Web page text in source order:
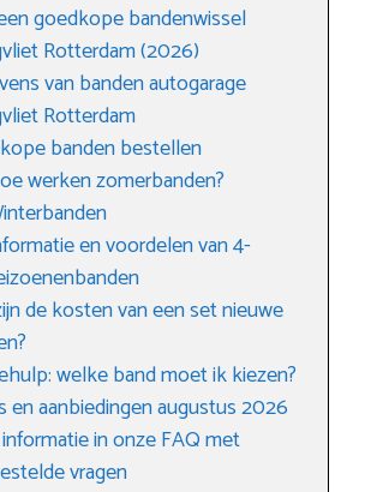
goedkope bandenwissel
Rotterdam (2026)
van banden autogarage
Rotterdam
banden bestellen
werken zomerbanden?
en voordelen van 4-
de kosten van een set nieuwe
welke band moet ik kiezen?
en aanbiedingen augustus 2026
in onze FAQ met
vragen